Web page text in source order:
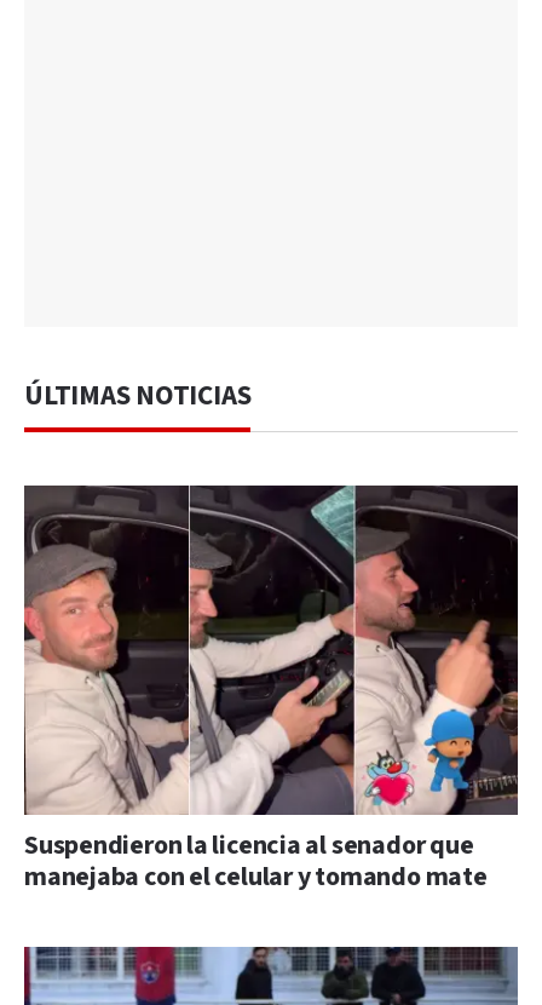
ÚLTIMAS NOTICIAS
Suspendieron la licencia al senador que
manejaba con el celular y tomando mate